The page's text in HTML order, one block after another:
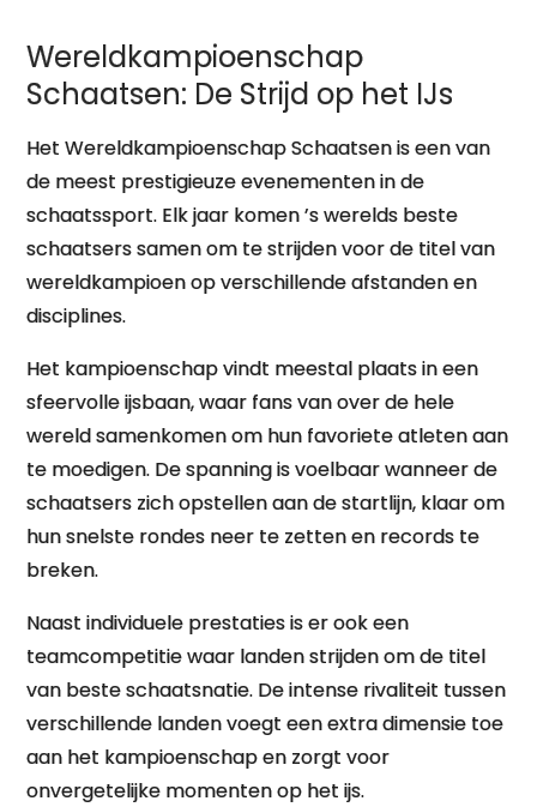
Wereldkampioenschap
Schaatsen: De Strijd op het IJs
Het Wereldkampioenschap Schaatsen is een van
de meest prestigieuze evenementen in de
schaatssport. Elk jaar komen ’s werelds beste
schaatsers samen om te strijden voor de titel van
wereldkampioen op verschillende afstanden en
disciplines.
Het kampioenschap vindt meestal plaats in een
sfeervolle ijsbaan, waar fans van over de hele
wereld samenkomen om hun favoriete atleten aan
te moedigen. De spanning is voelbaar wanneer de
schaatsers zich opstellen aan de startlijn, klaar om
hun snelste rondes neer te zetten en records te
breken.
Naast individuele prestaties is er ook een
teamcompetitie waar landen strijden om de titel
van beste schaatsnatie. De intense rivaliteit tussen
verschillende landen voegt een extra dimensie toe
aan het kampioenschap en zorgt voor
onvergetelijke momenten op het ijs.